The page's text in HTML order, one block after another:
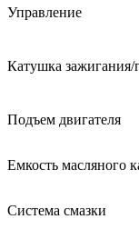
Управление
Катушка зажигания/
Подъем двигателя
Емкость масляного
Система смазки